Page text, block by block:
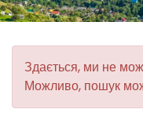
Здається, ми не
Можливо, пошук